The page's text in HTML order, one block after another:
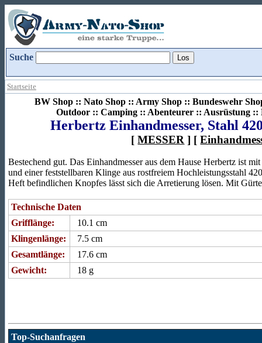
Suche
Startseite
BW Shop :: Nato Shop :: Army Shop :: Bundeswehr
Outdoor :: Camping :: Abenteurer :: Ausrüstung ::
Herbertz Einhandmesser, Stahl
[MESSER ] [
Bestechend gut. Das Einhandmesser aus dem Hause Herbertz ist
und einer feststellbaren Klinge aus rostfreiem Hochleistungsstahl
Heft befindlichen Knopfes lässt sich die Arretierung lösen. Mit
Technische Daten
Grifflänge:
10.1 cm
Klingenlänge:
7.5 cm
Gesamtlänge:
17.6 cm
Gewicht:
18 g
Top-Suchanfragen